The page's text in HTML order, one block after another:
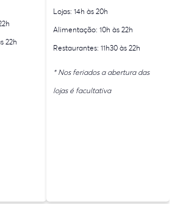
22h
Lojas: 14h às 20h
Alimentação: 10h às 22h
Restaurantes: 11h30 às 22h
* Nos feriados a abertura das
lojas é facultativa